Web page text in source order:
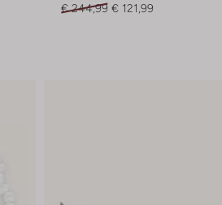
€ 244,99 € 121,99